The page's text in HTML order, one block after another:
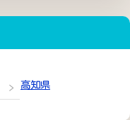
高知県